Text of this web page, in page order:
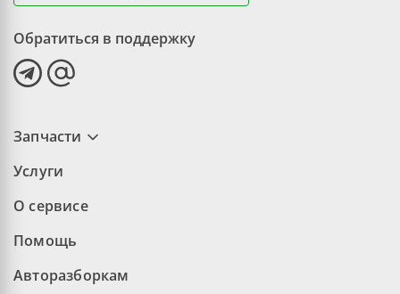
Обратиться в поддержку
Запчасти
Услуги
О сервисе
Помощь
Авторазборкам